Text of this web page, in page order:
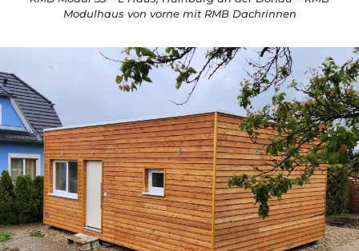
Modulhaus von vorne mit RMB Dachrinnen